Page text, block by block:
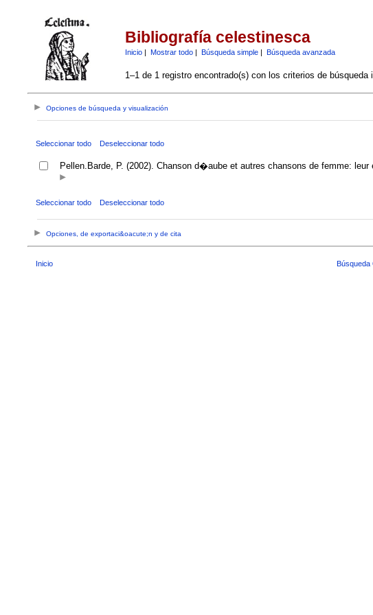
Bibliografía celestinesca
Inicio| Mostrar todo| Búsqueda simple| Búsqueda avanzada
1–1 de 1 registro encontrado(s) con los criterios de búsqueda
Opciones de búsqueda y visualización
Seleccionar todo Deseleccionar todo
Pellen.Barde, P. (2002). Chanson d�aube et autres chansons de femme: leur
Seleccionar todo Deseleccionar todo
Opciones, de exportaci&oacute;n y de cita
Inicio Búsqueda